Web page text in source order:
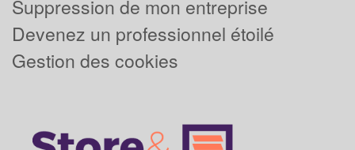
Suppression de mon entreprise
Devenez un professionnel étoilé
Gestion des cookies